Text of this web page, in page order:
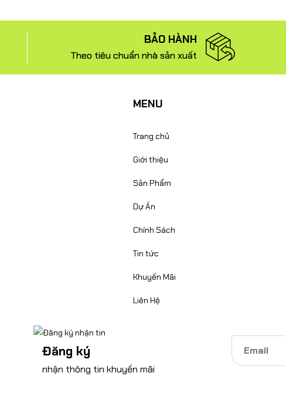
BẢO HÀNH
Theo tiêu chuẩn nhà sản xuất
MENU
Trang chủ
Giới thiệu
Sản Phẩm
Dự Án
Chính Sách
Tin tức
Khuyến Mãi
Liên Hệ
Đăng ký
nhận thông tin khuyến mãi